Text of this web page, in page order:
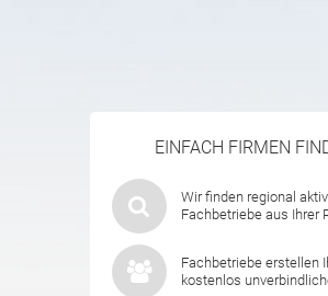
EINFACH FIRMEN
Wir finden regional
Fachbetriebe aus Ihrer
Fachbetriebe erstellen
kostenlos